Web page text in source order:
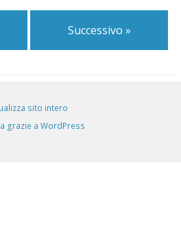
Successivo »
sito intero
grazie a WordPress